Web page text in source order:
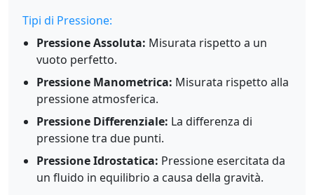
Tipi di Pressione:
Pressione Assoluta: Misurata rispetto a un
vuoto perfetto.
Pressione Manometrica: Misurata rispetto alla
pressione atmosferica.
Pressione Differenziale: La differenza di
pressione tra due punti.
Pressione Idrostatica: Pressione esercitata da
un fluido in equilibrio a causa della gravità.